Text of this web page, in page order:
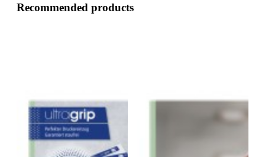
Recommended products